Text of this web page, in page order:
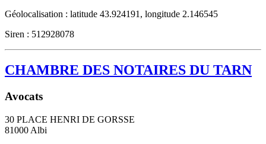
Géolocalisation : latitude 43.924191, longitude 2.146545
Siren : 512928078
CHAMBRE DES NOTAIRES DU TARN
Avocats
30 PLACE HENRI DE GORSSE
81000 Albi